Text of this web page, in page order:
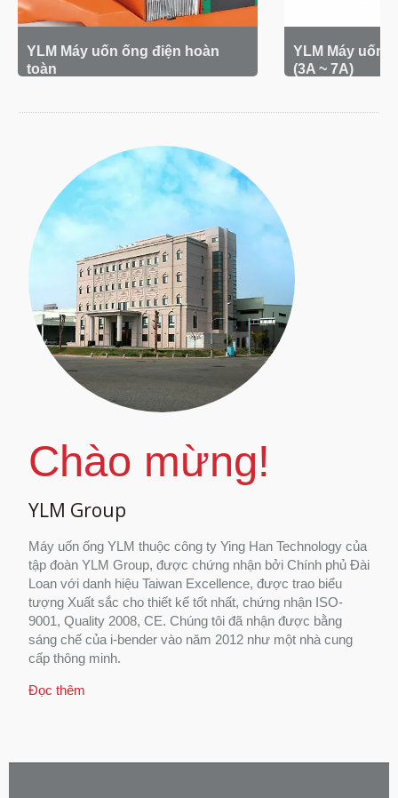
YLM Máy uốn ống điện hoàn
toàn
YLM Máy uốn
(3A ~ 7A)
Chào mừng!
YLM Group
Máy uốn ống YLM thuộc công ty Ying Han Technology của
tập đoàn YLM Group, được chứng nhận bởi Chính phủ Đài
Loan với danh hiệu Taiwan Excellence, được trao biểu
tượng Xuất sắc cho thiết kế tốt nhất, chứng nhận ISO-
9001, Quality 2008, CE. Chúng tôi đã nhận được bằng
sáng chế của i-bender vào năm 2012 như một nhà cung
cấp thông minh.
Đọc thêm